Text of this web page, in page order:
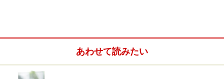
あわせて読みたい